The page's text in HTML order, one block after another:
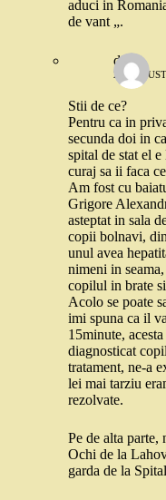
aduci in
de vant „.
dilu
27
Stii de ce?
Pentru ca in
secunda doi in
spital de stat el
curaj sa ii faca
Am fost cu
Grigore
asteptat in sala
copii bolnavi,
unul avea
nimeni in
copilul in brate
Acolo se poate
imi spuna ca il
15minute,
diagnosticat
tratament, ne-a
lei mai tarziu
rezolvate.
Pe de alta parte,
Ochi de la
garda de la